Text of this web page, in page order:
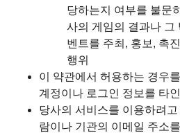
당하는지 여부를 불문
사의 게임의 결과나 그
벤트를 주최, 홍보, 촉
행위
이 약관에서 허용하는 경우
계정이나 로그인 정보를 타
당사의 서비스를 이용하려
람이나 기관의 이메일 주소